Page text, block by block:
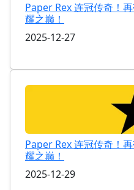
Paper Rex 连冠传奇！
耀之巅！
2025-12-27
Paper Rex 连冠传奇！
耀之巅！
2025-12-29